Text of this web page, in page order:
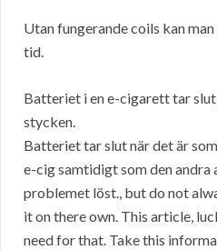
Utan fungerande coils kan
tid.
Batteriet i en e-cigarett tar
stycken.
Batteriet tar slut när det är
e-cig samtidigt som den andra
problemet löst., but do not
it on there own. This article,
need for that. Take this